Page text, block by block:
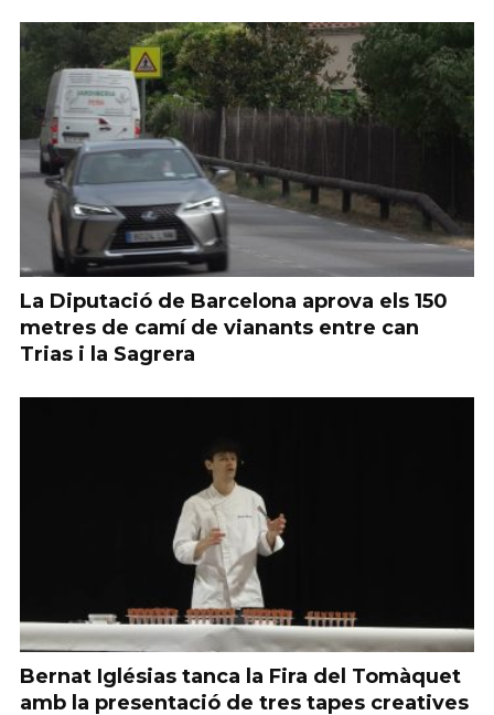
La Diputació de Barcelona aprova els 150
metres de camí de vianants entre can
Trias i la Sagrera
Bernat Iglésias tanca la Fira del Tomàquet
amb la presentació de tres tapes creatives